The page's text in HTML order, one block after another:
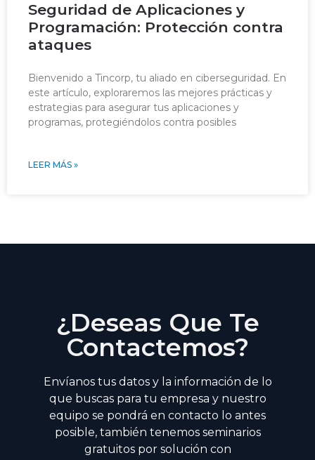
Seguridad de Aplicaciones y
Programación: Protección contra
ataques
Bienvenido a Tincorp, tu aliado en ciberseguridad. En
este artículo, exploraremos las mejores prácticas y
estrategias para asegurar tus aplicaciones y
programas, protegiéndolos contra posibles
LEER MÁS »
¿Deseas Que Te
Contactemos?
Envíanos tus datos y la información de lo
que buscas para tu empresa y nuestro
equipo se pondrá en contacto lo antes
posible, también tenemos seminarios
gratuitos por solución con